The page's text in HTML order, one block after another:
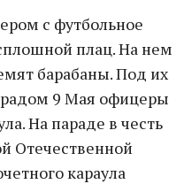
с футбольное
плац. На нем
барабаны. Под их
9 Мая офицеры
На параде в честь
Отечественной
караула